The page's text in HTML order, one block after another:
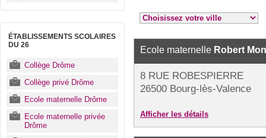
ÉTABLISSEMENTS SCOLAIRES
DU 26
Collège Drôme
Collège privé Drôme
Ecole maternelle Drôme
Ecole maternelle privée
Drôme
Ecole maternelle Robert
8 RUE ROBESPIERRE
26500 Bourg-lès-Valence
Afficher les détails